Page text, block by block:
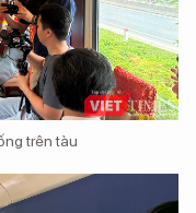
trên tàu